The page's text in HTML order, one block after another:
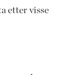
etter visse